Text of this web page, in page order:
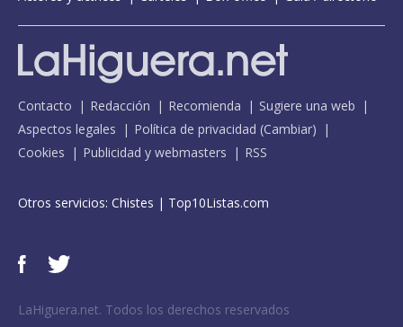
Contacto Redacción Recomienda
Sugiere una web
Aspectos legales
Política de privacidad (Cambiar)
Cookies
Publicidad y webmasters RSS
Otros servicios: Chistes | Top10Listas.com
LaHiguera.net. Todos los derechos reservados